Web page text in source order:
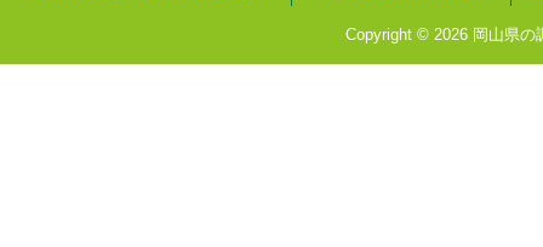
Copyright © 2026 岡山県の